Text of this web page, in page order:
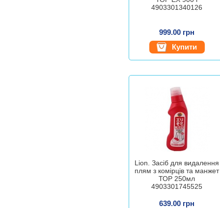
4903301340126
999.00 грн
Купити
Lion. Засіб для видалення
плям з комірців та манжет
ТОР 250мл
4903301745525
639.00 грн